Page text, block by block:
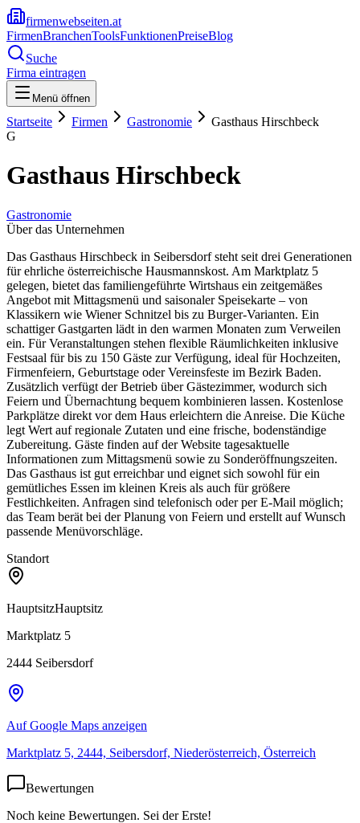
firmenwebseiten.at
FirmenBranchenToolsFunktionenPreiseBlog
Suche
Firma eintragen
Menü öffnen
Startseite Firmen Gastronomie
Gasthaus Hirschbeck
G
Gasthaus Hirschbeck
Gastronomie
Über das Unternehmen
Das Gasthaus Hirschbeck in Seibersdorf steht seit drei Generationen
für ehrliche österreichische Hausmannskost. Am Marktplatz 5
gelegen, bietet das familiengeführte Wirtshaus ein zeitgemäßes
Angebot mit Mittagsmenü und saisonaler Speisekarte – von
Klassikern wie Wiener Schnitzel bis zu Burger-Varianten. Ein
schattiger Gastgarten lädt in den warmen Monaten zum Verweilen
ein. Für Veranstaltungen stehen flexible Räumlichkeiten inklusive
Festsaal für bis zu 150 Gäste zur Verfügung, ideal für Hochzeiten,
Firmenfeiern, Geburtstage oder Vereinsfeste im Bezirk Baden.
Zusätzlich verfügt der Betrieb über Gästezimmer, wodurch sich
Feiern und Übernachtung bequem kombinieren lassen. Kostenlose
Parkplätze direkt vor dem Haus erleichtern die Anreise. Die Küche
legt Wert auf regionale Zutaten und eine frische, bodenständige
Zubereitung. Gäste finden auf der Website tagesaktuelle
Informationen zum Mittagsmenü sowie zu Sonderöffnungszeiten.
Das Gasthaus ist gut erreichbar und eignet sich sowohl für ein
gemütliches Essen im kleinen Kreis als auch für größere
Festlichkeiten. Anfragen sind telefonisch oder per E‑Mail möglich;
das Team berät bei der Planung von Feiern und erstellt auf Wunsch
passende Menüvorschläge.
Standort
HauptsitzHauptsitz
Marktplatz 5
2444 Seibersdorf
Auf Google Maps anzeigen
Marktplatz 5, 2444, Seibersdorf, Niederösterreich, Österreich
Bewertungen
Noch keine Bewertungen. Sei der Erste!